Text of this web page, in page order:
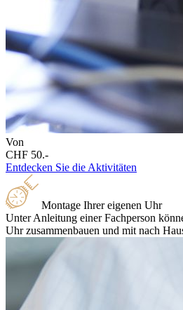
Von
CHF 50.-
Entdecken Sie die Aktivitäten
Montage Ihrer eigenen Uhr
Unter Anleitung einer Fachperson
Uhr zusammenbauen und mit nach